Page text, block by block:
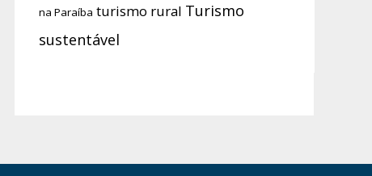
na Paraíba turismo rural Turismo
sustentável